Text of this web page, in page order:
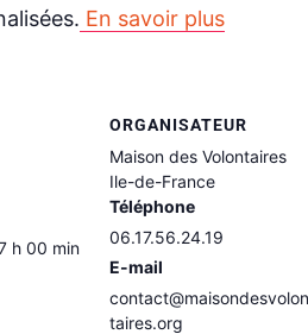
En savoir plus
h 00 min
ORGANISATEUR
Maison des Volontaires
Ile-de-France
Téléphone
06.17.56.24.19
E-mail
contact@maisondesvolon
taires.org